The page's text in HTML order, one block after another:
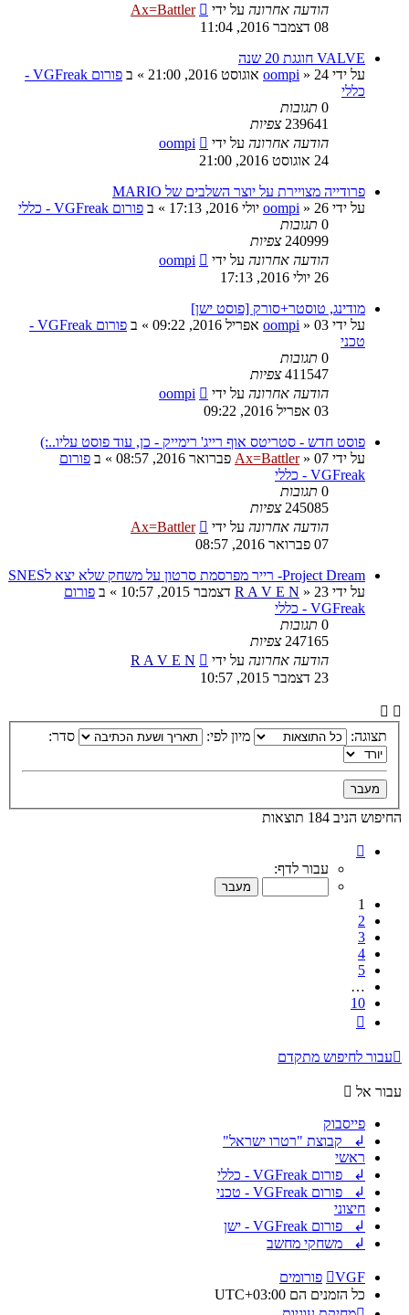
הודעה אחרונה על ידי
Ax=Battler
08 דצמבר 2016, 11:04
VALVE חוגגת 20 שנה
על ידי
oompi » 24 אוגוסט 2016, 21:00 » ב
פורום VGFreak -
כללי
0 תגובות
239641 צפיות
הודעה אחרונה על ידי
oompi
24 אוגוסט 2016, 21:00
פרודייה מצויירת על יוצר השלבים של MARIO
על ידי
oompi » 26 יולי 2016, 17:13 » ב פורום VGFreak - כללי
0 תגובות
240999 צפיות
הודעה אחרונה על ידי
oompi
26 יולי 2016, 17:13
מודינג, טוסטר+סורק [פוסט ישן]
על ידי
oompi » 03 אפריל 2016, 09:22 » ב
פורום VGFreak -
טכני
0 תגובות
411547 צפיות
הודעה אחרונה על ידי
oompi
03 אפריל 2016, 09:22
פוסט חדש - סטריטס אוף רייג' רימייק - כן, עוד פוסט עליו..:)
על ידי
Ax=Battler» 07 פברואר 2016, 08:57 » ב פורום
VGFreak - כללי
0 תגובות
245085 צפיות
הודעה אחרונה על ידי
Ax=Battler
07 פברואר 2016, 08:57
Project Dream- רייר מפרסמת סרטון על משחק שלא יצא לSNES
על ידי
R A V E N » 23 דצמבר 2015, 10:57 » ב פורום
VGFreak - כללי
0 תגובות
247165 צפיות
הודעה אחרונה על ידי
R A V E N
23 דצמבר 2015, 10:57
תצוגה: מיון לפי: סדר:
החיפוש הניב 184 תוצאות
מתוך
עבור לדף:
1
2
3
4
5
…
10
עבור לחיפוש מתקדם
עבור אל
פייסבוק
↲ קבוצת "רטרו ישראל"
ראשי
↲ פורום VGFreak - כללי
↲ פורום VGFreak - טכני
חיצוני
↲ פורום VGFreak - ישן
↲ משחקי מחשב
VGF
פורומים
כל הזמנים הם UTC+03:00